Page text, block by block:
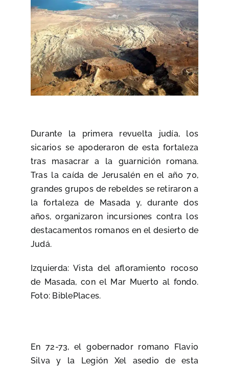
Durante la primera revuelta judía, los
sicarios se apoderaron de esta fortaleza
tras masacrar a la guarnición romana.
Tras la caída de Jerusalén en el año 70,
grandes grupos de rebeldes se retiraron a
la fortaleza de Masada y, durante dos
años, organizaron incursiones contra los
destacamentos romanos en el desierto de
Judá.
Izquierda: Vista del afloramiento rocoso
de Masada, con el Mar Muerto al fondo.
Foto: BiblePlaces.
En 72-73, el gobernador romano Flavio
Silva y la Legión Xel asedio de esta